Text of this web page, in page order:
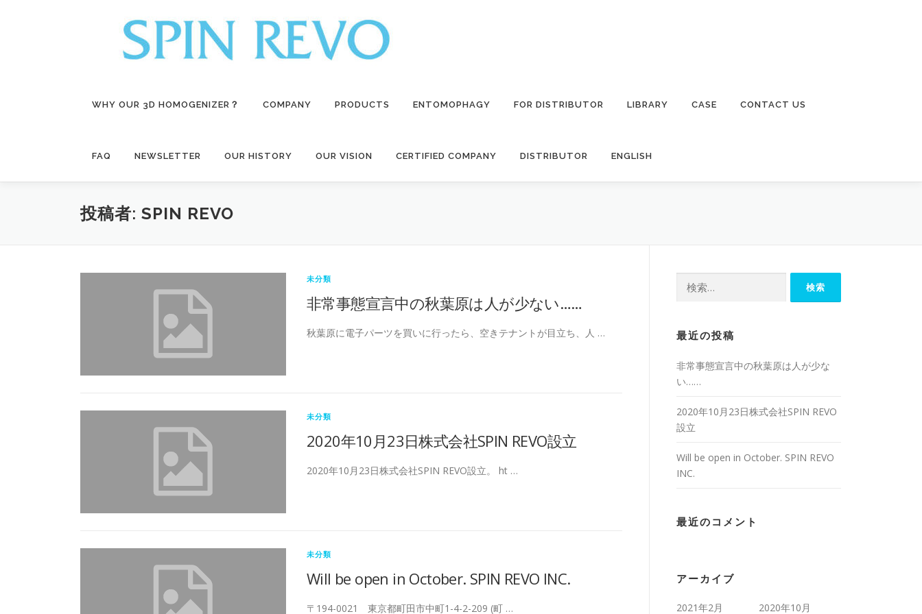
WHY OUR 3D HOMOGENIZER？ COMPANY PRODUCTS ENTOMOPHAGY FOR DISTRIBUTOR LIBRARY CASE CONTACT US
FAQ NEWSLETTER OUR HISTORY OUR VISION CERTIFIED COMPANY DISTRIBUTOR ENGLISH
投稿者: SPIN REVO
未分類
非常事態宣言中の秋葉原は人が少ない……
秋葉原に電子パーツを買いに行ったら、空きテナントが目立ち、人 …
未分類
2020年10月23日株式会社SPIN REVO設立
2020年10月23日株式会社SPIN REVO設立。 ht …
未分類
Will be open in October. SPIN REVO INC.
〒194-0021 東京都町田市中町1-4-2-209 (町 …
最近の投稿
非常事態宣言中の秋葉原は人が少な
い……
2020年10月23日株式会社SPIN REVO
設立
Will be open in October. SPIN REVO
INC.
最近のコメント
アーカイブ
2021年2月 2020年10月